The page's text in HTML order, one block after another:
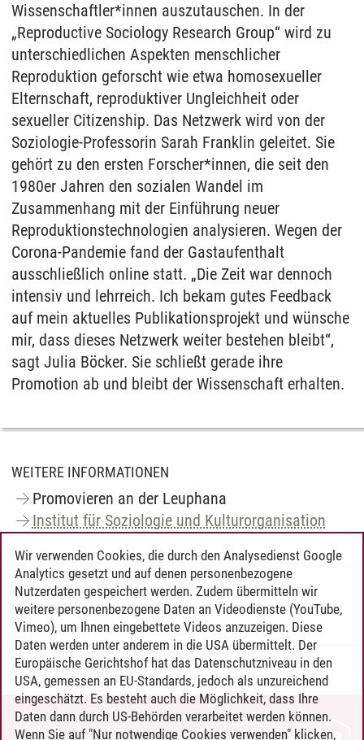
Wissenschaftler*innen auszutauschen. In der
„Reproductive Sociology Research Group“ wird zu
unterschiedlichen Aspekten menschlicher
Reproduktion geforscht wie etwa homosexueller
Elternschaft, reproduktiver Ungleichheit oder
sexueller Citizenship. Das Netzwerk wird von der
Soziologie-Professorin Sarah Franklin geleitet. Sie
gehört zu den ersten Forscher*innen, die seit den
1980er Jahren den sozialen Wandel im
Zusammenhang mit der Einführung neuer
Reproduktionstechnologien analysieren. Wegen der
Corona-Pandemie fand der Gastaufenthalt
ausschließlich online statt. „Die Zeit war dennoch
intensiv und lehrreich. Ich bekam gutes Feedback
auf mein aktuelles Publikationsprojekt und wünsche
mir, dass dieses Netzwerk weiter bestehen bleibt“,
sagt Julia Böcker. Sie schließt gerade ihre
Promotion ab und bleibt der Wissenschaft erhalten.
WEITERE INFORMATIONEN
Promovieren an der Leuphana
Institut für Soziologie und Kulturorganisation
KONTAKT
Dr. Marietta Hülsmann/22.03.2021
KONTAKT
Wir verwenden Cookies, die durch den Analysedienst Google
Analytics gesetzt und auf denen personenbezogene
Nutzerdaten gespeichert werden. Zudem übermitteln wir
weitere personenbezogene Daten an Videodienste (YouTube,
Vimeo), um Ihnen eingebettete Videos anzuzeigen. Diese
Daten werden unter anderem in die USA übermittelt. Der
Europäische Gerichtshof hat das Datenschutzniveau in den
USA, gemessen an EU-Standards, jedoch als unzureichend
eingeschätzt. Es besteht auch die Möglichkeit, dass Ihre
Daten dann durch US-Behörden verarbeitet werden können.
Wenn Sie auf "Nur notwendige Cookies verwenden" klicken,